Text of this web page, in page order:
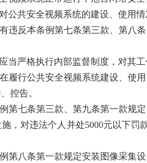
共安全视频系统的建设、使用情
违反本条例第七条第三款、第八
严格执行内部监督制度，对其工
履行公共安全视频系统建设、使
控告。
七条第三款、第九条第一款规
，对违法个人并处5000元以下
八条第一款规定安装图像采集